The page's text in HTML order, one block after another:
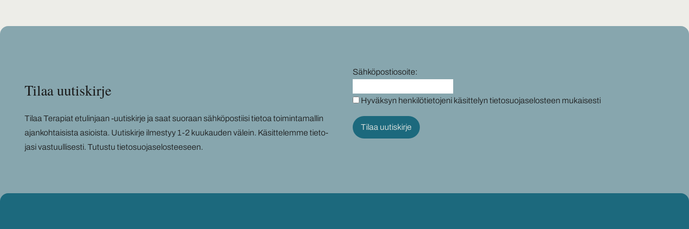
Tilaa uu­tis­kir­je
Tilaa Te­ra­piat etu­lin­jaan -​uutiskirje ja saat suo­raan säh­kö­pos­tii­si tie­toa toi­min­ta­mal­lin
ajan­koh­tai­sis­ta asiois­ta. Uu­tis­kir­je il­mes­tyy 1-2 kuu­kau­den vä­lein. Kä­sit­te­lem­me tie­to­
ja­si vas­tuul­li­ses­ti. Tu­tus­tu tie­to­suo­ja­se­los­tee­seen.
Sähköpostiosoite:
Hyväksyn henkilötietojeni käsittelyn tietosuojaselosteen mukaisesti